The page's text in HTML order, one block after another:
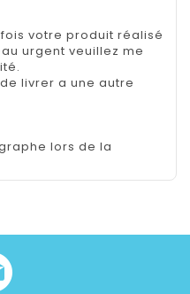
votre produit réalisé
urgent veuillez me
livrer a une autre
lors de la